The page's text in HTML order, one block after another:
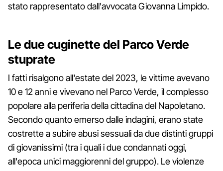
stato rappresentato dall'avvocata Giovanna Limpido.
Le due cuginette del Parco Verde
stuprate
I fatti risalgono all'estate del 2023, le vittime avevano
10 e 12 anni e vivevano nel Parco Verde, il complesso
popolare alla periferia della cittadina del Napoletano.
Secondo quanto emerso dalle indagini, erano state
costrette a subire abusi sessuali da due distinti gruppi
di giovanissimi (tra i quali i due condannati oggi,
all'epoca unici maggiorenni del gruppo). Le violenze